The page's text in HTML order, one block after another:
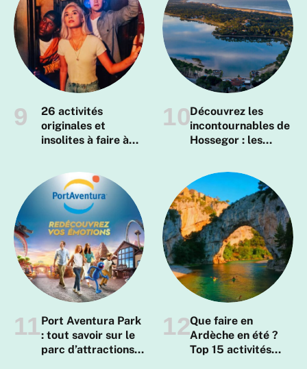
26 activités
originales et
insolites à faire à
Découvrez les
incontournables de
Hossegor : les
Port Aventura Park
: tout savoir sur le
parc d’attractions
Que faire en
Ardèche en été ?
Top 15 activités